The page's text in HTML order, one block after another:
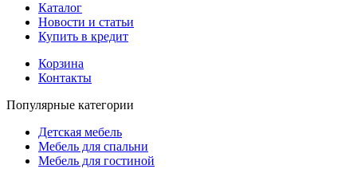
Каталог
Новости и статьи
Купить в кредит
Корзина
Контакты
Популярные категории
Детская мебель
Мебель для спальни
Мебель для гостиной